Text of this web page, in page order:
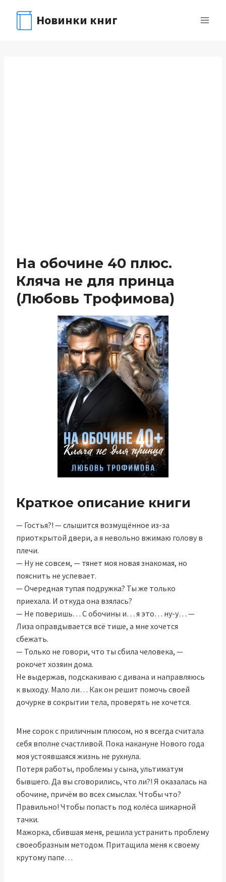
содержимому
Новинки книг
На обочине 40 плюс.
Кляча не для принца
(Любовь Трофимова)
Краткое описание книги
— Гостья?! — слышится возмущённое из-за
приоткрытой двери, а я невольно вжимаю голову в
плечи.
— Ну не совсем, — тянет моя новая знакомая, но
пояснить не успевает.
— Очередная тупая подружка? Ты же только
приехала. И откуда она взялась?
— Не поверишь… С обочины и… я это… ну-у… —
Лиза оправдывается всё тише, а мне хочется
сбежать.
— Только не говори, что ты сбила человека, —
рокочет хозяин дома.
Не выдержав, подскакиваю с дивана и направляюсь
к выходу. Мало ли… Как он решит помочь своей
дочурке в сокрытии тела, проверять не хочется.
Мне сорок с приличным плюсом, но я всегда считала
себя вполне счастливой. Пока накануне Нового года
моя устоявшаяся жизнь не рухнула.
Потеря работы, проблемы у сына, ультиматум
бывшего. Да вы сговорились, что ли?! Я оказалась на
обочине, причём во всех смыслах. Чтобы что?
Правильно! Чтобы попасть под колёса шикарной
тачки.
Мажорка, сбившая меня, решила устранить проблему
своеобразным методом. Притащила меня к своему
крутому папе…